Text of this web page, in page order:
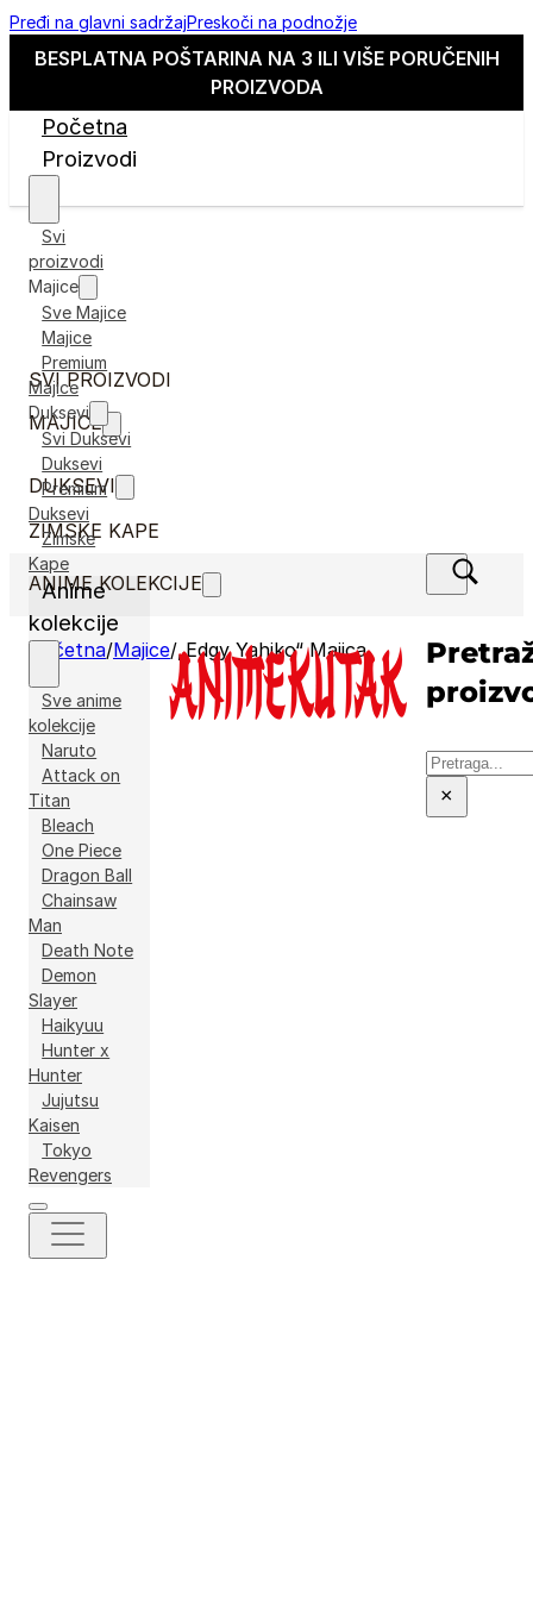
Pređi na glavni sadržajPreskoči na podnožje
BESPLATNA POŠTARINA NA 3 ILI VIŠE PORUČENIH
PROIZVODA
Početna
Proizvodi
Svi
proizvodi
Majice
Sve Majice
Majice
Premium
Majice
Duksevi
Svi Duksevi
Duksevi
Premium
Duksevi
Zimske
Kape
Anime
kolekcije
Sve anime
kolekcije
Naruto
Attack on
Titan
Bleach
One Piece
Dragon Ball
Chainsaw
Man
Death Note
Demon
Slayer
Haikyuu
Hunter x
Hunter
Jujutsu
Kaisen
Tokyo
Revengers
Pretraga
×
SVI PROIZVODI
MAJICE
DUKSEVI
ZIMSKE KAPE
ANIME KOLEKCIJE
Početna/Majice/„Edgy Yahiko“ Majica